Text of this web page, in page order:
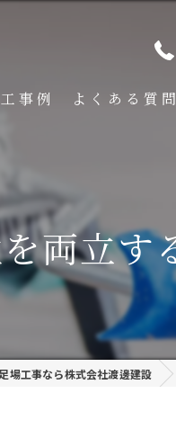
事例 よくある質問
両立す
場工事なら株式会社渡邊建設